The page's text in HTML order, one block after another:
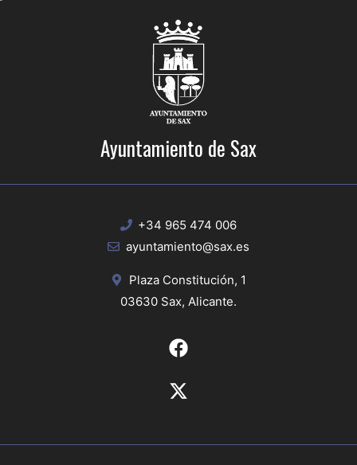
Ayuntamiento de Sax
+34 965 474 006
ayuntamiento@sax.es
Plaza Constitución, 1
03630 Sax, Alicante.